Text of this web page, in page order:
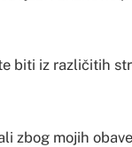
biti iz različitih
zbog mojih